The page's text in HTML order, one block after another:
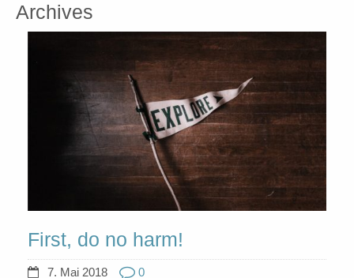
Archives
First, do no harm!
7. Mai 2018
0